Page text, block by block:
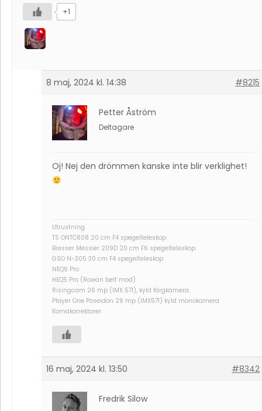
+1
8 maj, 2024 kl. 14:38 #8215
Petter Åström
Deltagare
Oj! Nej den drömmen kanske inte blir verklighet!
Utrustning
TS ONTC808 20 cm F4 spegelteleskop
Bresser Messier 209D 20 cm F6 spegelteleskop
GSO N-305 30 cm F4 spegelteleskop
NEQ6 Pro
HEQ5 Pro (Rowan belt mod)
Risingcam 26 mp (IMX 571), kyld färgkamera.
Player One Poseidon 26 mp (IMX571) kyld monokamera
Komakorrektorer
16 maj, 2024 kl. 13:50 #8342
Fredrik Silow